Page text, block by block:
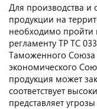
Для производства
продукции на
необходимо пройти
регламенту ТР ТС
Таможенного Союза
экономического
продукция может
соответствует
представляет